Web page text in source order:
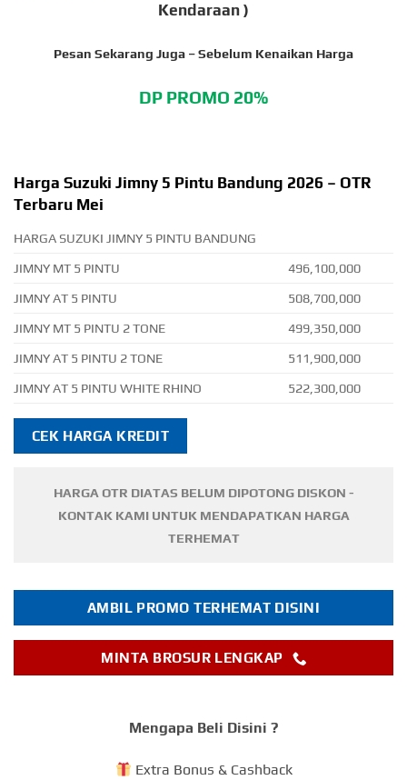
Kendaraan )
Pesan Sekarang Juga –Sebelum Kenaikan Harga
DP PROMO 20%
Harga Suzuki Jimny 5 Pintu Bandung 2026 – OTR
Terbaru Mei
HARGA SUZUKI JIMNY 5 PINTU BANDUNG
JIMNY MT 5 PINTU 496,100,000
JIMNY AT 5 PINTU 508,700,000
JIMNY MT 5 PINTU 2 TONE 499,350,000
JIMNY AT 5 PINTU 2 TONE 511,900,000
JIMNY AT 5 PINTU WHITE RHINO 522,300,000
CEK HARGA KREDIT
HARGA OTR DIATAS BELUM DIPOTONG DISKON -
KONTAK KAMI UNTUK MENDAPATKAN HARGA
TERHEMAT
AMBIL PROMO TERHEMAT DISINI
MINTA BROSUR LENGKAP
Mengapa Beli Disini ?
Extra Bonus & Cashback